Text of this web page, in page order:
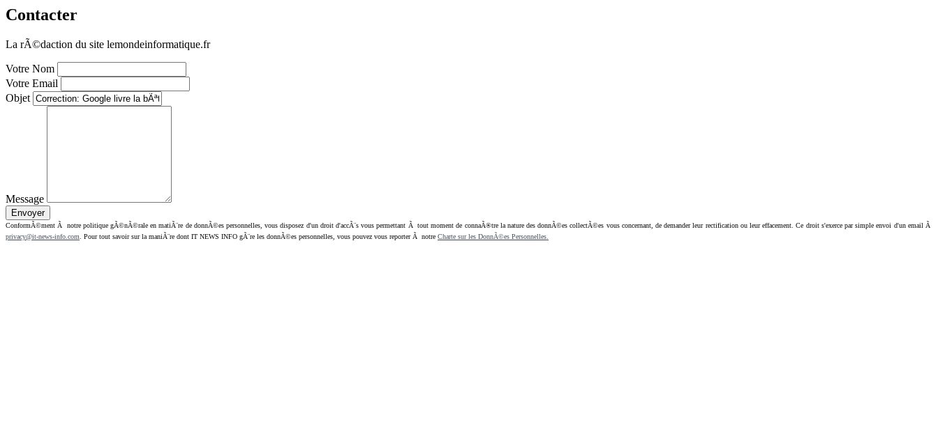
Contacter
La rÃ©daction du site lemondeinformatique.fr
Votre Nom
Votre Email
Objet
Message
ConformÃ©ment Ã notre politique gÃ©nÃ©rale en matiÃ¨re de donnÃ©es personnelles, vous disposez d'un droit d'accÃ¨s vous permettant Ã tout moment de connaÃ®tre la nature des donnÃ©es collectÃ©es vous concernant, de demander leur rectification ou leur effacement. Ce droit s'exerce par simple envoi d'un email Ã
privacy@it-news-info.com . Pour tout savoir sur la maniÃ¨re dont IT NEWS INFO gÃ¨re les donnÃ©es personnelles, vous pouvez vous reporter Ã notre Charte sur les DonnÃ©es Personnelles.